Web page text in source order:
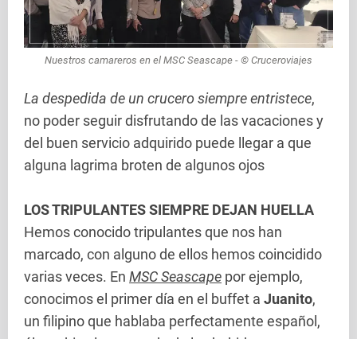
Nuestros camareros en el MSC Seascape - © Cruceroviajes
La despedida de un crucero siempre entristece,
no poder seguir disfrutando de las vacaciones y
del buen servicio adquirido puede llegar a que
alguna lagrima broten de algunos ojos
LOS TRIPULANTES SIEMPRE DEJAN HUELLA
Hemos conocido tripulantes que nos han
marcado, con alguno de ellos hemos coincidido
varias veces. En MSC Seascape por ejemplo,
conocimos el primer día en el buffet a Juanito,
un filipino que hablaba perfectamente español,